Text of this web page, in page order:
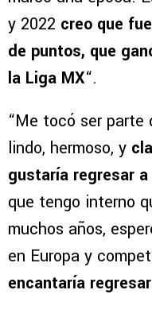
y 2022 creo que
de puntos, que
la Liga MX“.
“Me tocó ser parte
lindo, hermoso, y
gustaría regresar
que tengo interno
muchos años,
en Europa y
encantaría